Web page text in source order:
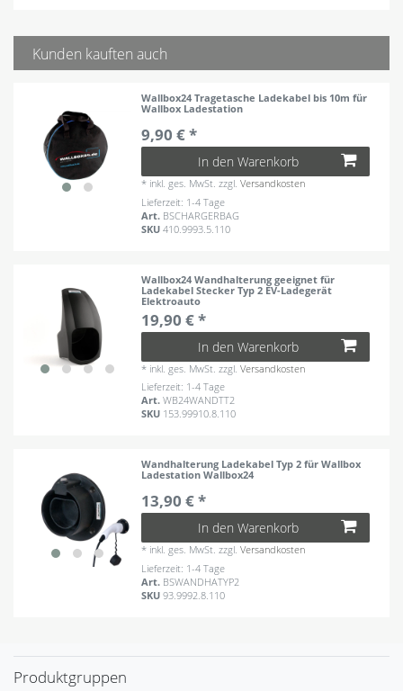
Kunden kauften auch
Wallbox24 Tragetasche Ladekabel bis 10m für
Wallbox Ladestation
9,90 € *
In den Warenkorb
* inkl. ges. MwSt. zzgl.Versandkosten
Lieferzeit: 1-4 Tage
Art. BSCHARGERBAG
SKU410.9993.5.110
Wallbox24 Wandhalterung geeignet für
Ladekabel Stecker Typ 2 EV-Ladegerät
Elektroauto
19,90 € *
In den Warenkorb
* inkl. ges. MwSt. zzgl.Versandkosten
Lieferzeit: 1-4 Tage
Art.WB24WANDTT2
SKU 153.99910.8.110
Wandhalterung Ladekabel Typ 2 für Wallbox
Ladestation Wallbox24
13,90 € *
In den Warenkorb
* inkl. ges. MwSt. zzgl.Versandkosten
Lieferzeit: 1-4 Tage
Art. BSWANDHATYP2
SKU93.9992.8.110
Produktgruppen